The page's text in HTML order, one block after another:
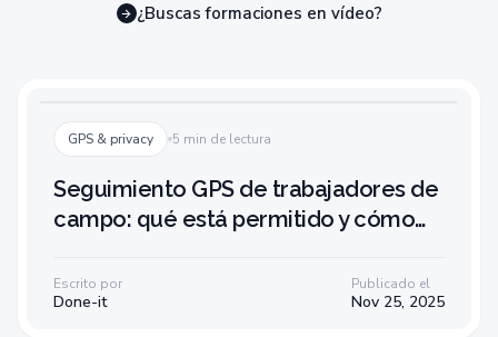
¿Buscas formaciones en vídeo?
GPS & privacy 5 min de lectura
Seguimiento GPS de trabajadores de
campo: qué está permitido y cómo
Escrito por
Done-it
Publicado el
Nov 25, 2025